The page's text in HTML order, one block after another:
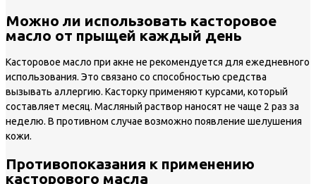
Можно ли использовать касторовое
масло от прыщей каждый день
Касторовое масло при акне не рекомендуется для ежедневного
использования. Это связано со способностью средства
вызывать аллергию. Касторку применяют курсами, который
составляет месяц. Масляный раствор наносят не чаще 2 раз за
неделю. В противном случае возможно появление шелушения
кожи.
Противопоказания к применению
касторового масла